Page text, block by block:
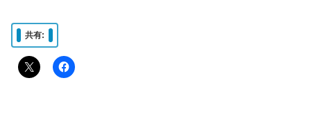
共有: